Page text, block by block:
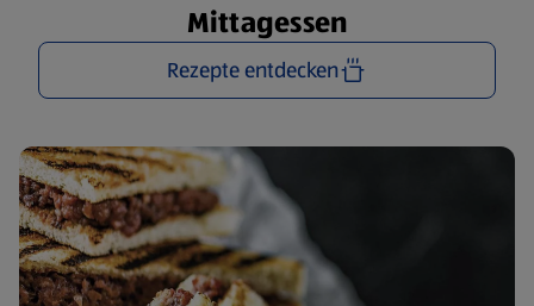
Mittagessen
Rezepte entdecken